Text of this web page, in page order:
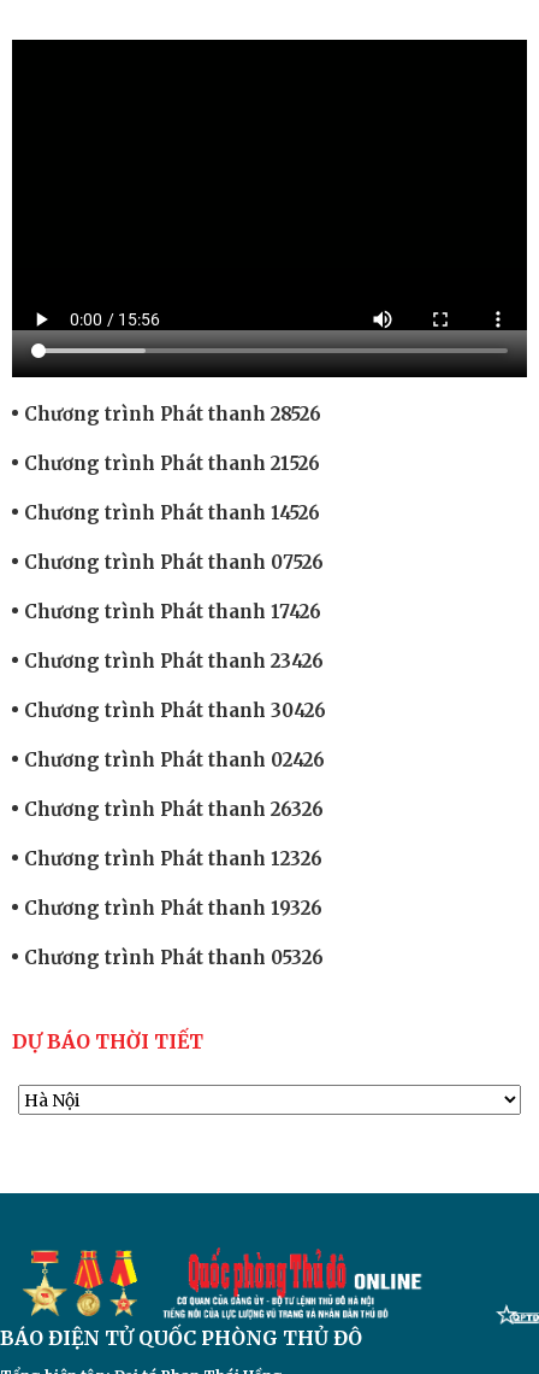
Chương trình Phát thanh 28526
Chương trình Phát thanh 21526
Chương trình Phát thanh 14526
Chương trình Phát thanh 07526
Chương trình Phát thanh 17426
Chương trình Phát thanh 23426
Chương trình Phát thanh 30426
Chương trình Phát thanh 02426
Chương trình Phát thanh 26326
Chương trình Phát thanh 12326
Chương trình Phát thanh 19326
Chương trình Phát thanh 05326
DỰ BÁO THỜI TIẾT
BÁO ĐIỆN TỬQUỐC PHÒNG THỦ ĐÔ